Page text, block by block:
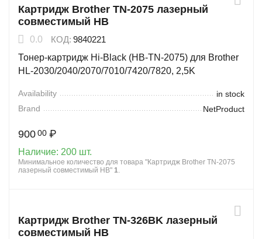
Картридж Brother TN-2075 лазерный
совместимый HB
0.0 КОД: 9840221
Тонер-картридж Hi-Black (HB-TN-2075) для Brother
HL-2030/2040/2070/7010/7420/7820, 2,5K
Availability
in stock
Brand
NetProduct
900 00 ₽
Наличие: 200 шт.
Минимальное количество для товара "Картридж Brother TN-2075
лазерный совместимый HB" 1.
Картридж Brother TN-326BK лазерный
совместимый HB